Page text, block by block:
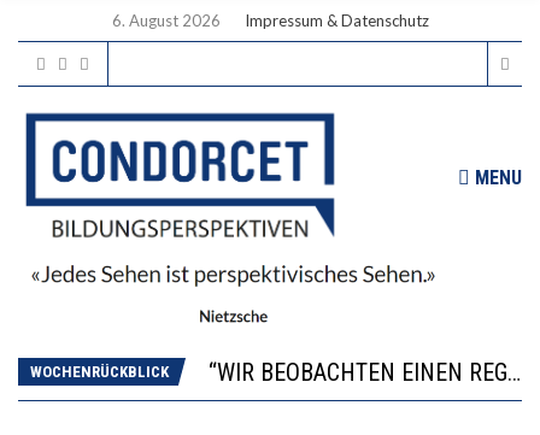
6. August 2026 Impressum & Datenschutz
MENU
WOCHENRÜCKBLICK
“WIR BEOBACHTEN EINEN REGELRECHTEN STURZFLUG BEI DEN LERNLEISTUNGEN”
DIE VERSTÄRKTE HARMONISIERUNG IM SCHULWESEN VERRINGERT DAS INNOVATIONSPOTENZIAL